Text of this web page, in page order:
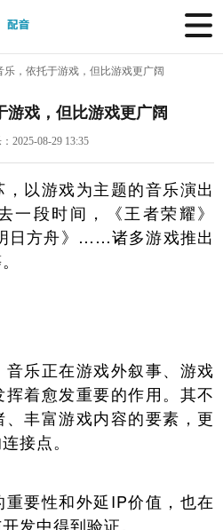
乐，依托于游戏，但比游戏更广阔
游戏，但比游戏更广阔
2025-08-29 13:35
以游戏为主题的音乐演出
一段时间，《王者荣耀》
日方舟》……诸多游戏推出
乐正在游戏外叙事、游戏
着愈发重要的作用。其不
丰富游戏内容的要素，更
接点。
要性和外延IP价值，也在
发中得到验证。